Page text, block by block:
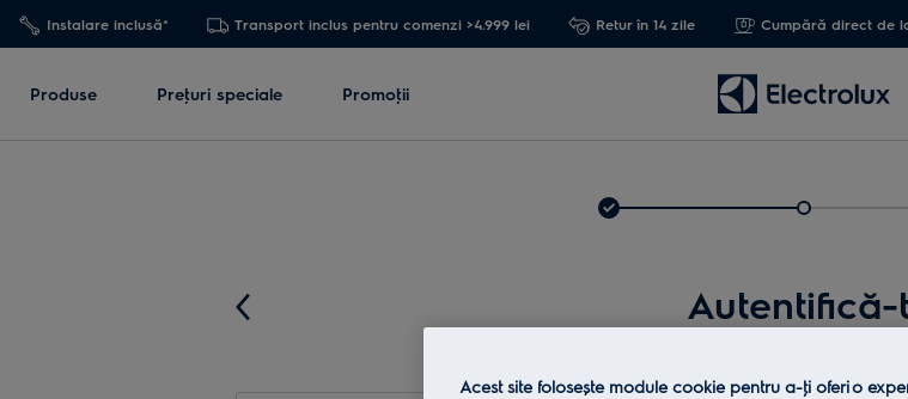
Instalare inclusă* Transport inclus pentru comenzi >4.999 lei Retur în 14 zile Cumpără direct de
Produse Preţuri speciale Promoţii
Autentifică-
Acest site folosește module cookie pentru a-ţi oferi o